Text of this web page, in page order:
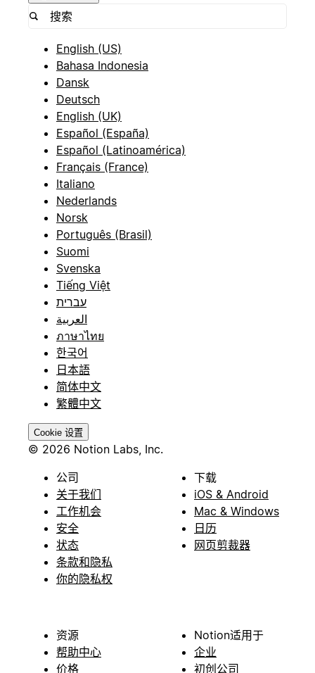
English (US)
Bahasa Indonesia
Dansk
Deutsch
English (UK)
Español (España)
Español (Latinoamérica)
Français (France)
Italiano
Nederlands
Norsk
Português (Brasil)
Suomi
Svenska
Tiếng Việt
עברית
العربية
ภาษาไทย
한국어
日本語
简体中文
繁體中文
Cookie 设置
© 2026 Notion Labs, Inc.
公司
关于我们
工作机会
安全
状态
条款和隐私
你的隐私权
下载
iOS & Android
Mac & Windows
日历
网页剪裁器
资源
帮助中心
价格
Notion适用于
企业
初创公司